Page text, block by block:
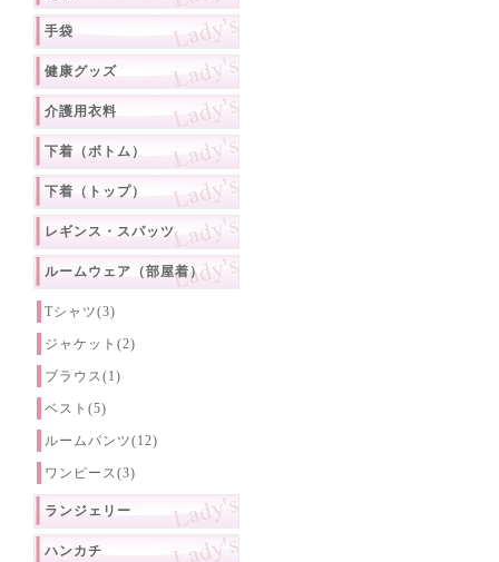
手袋
健康グッズ
介護用衣料
下着（ボトム）
下着（トップ）
レギンス・スパッツ
ルームウェア（部屋着）
Tシャツ(3)
ジャケット(2)
ブラウス(1)
ベスト(5)
ルームパンツ(12)
ワンピース(3)
ランジェリー
ハンカチ